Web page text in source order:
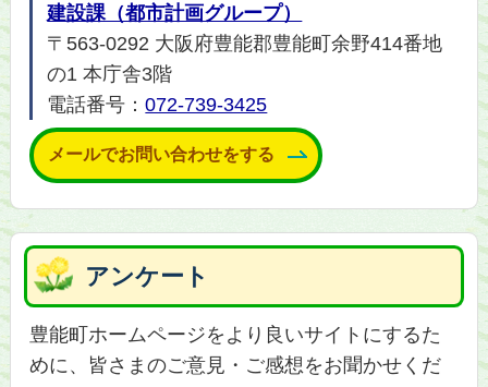
建設課（都市計画グループ）
〒563-0292 大阪府豊能郡豊能町余野414番地
の1 本庁舎3階
電話番号：072-739-3425
メールでお問い合わせをする
アンケート
豊能町ホームページをより良いサイトにするた
めに、皆さまのご意見・ご感想をお聞かせくだ